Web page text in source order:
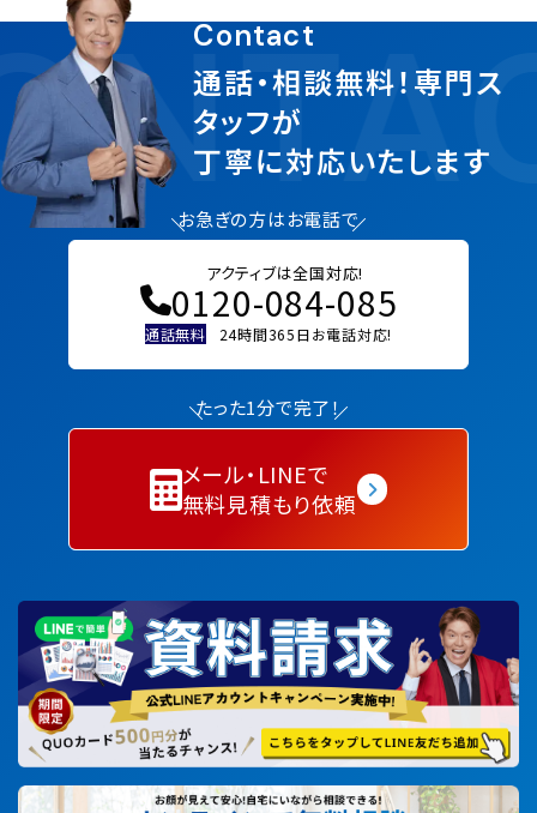
Contact
通話・相談無料！専門ス
タッフが
丁寧に対応いたします
お急ぎの方はお電話で
アクティブは全国対応!
0120-084-085
通話無料 24時間365日お電話対応!
たった1分で完了！
メール・LINEで
無料見積もり依頼